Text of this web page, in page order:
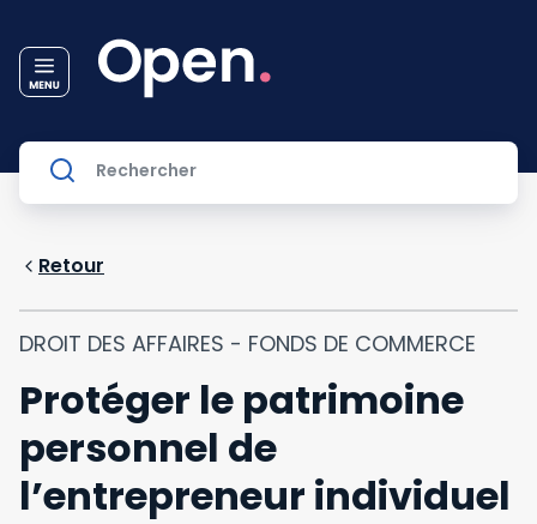
Retour
DROIT DES AFFAIRES - FONDS DE COMMERCE
Protéger le patrimoine
personnel de
l’entrepreneur individuel